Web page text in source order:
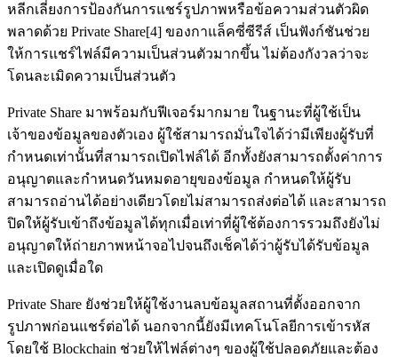
หลีกเลี่ยงการป้องกันการแชร์รูปภาพหรือข้อความส่วนตัวผิด
พลาดด้วย Private Share[4] ของกาแล็คซี่ซีรีส์ เป็นฟังก์ชันช่วย
ให้การแชร์ไฟล์มีความเป็นส่วนตัวมากขึ้น ไม่ต้องกังวลว่าจะ
โดนละเมิดความเป็นส่วนตัว
Private Share มาพร้อมกับฟีเจอร์มากมาย ในฐานะที่ผู้ใช้เป็น
เจ้าของข้อมูลของตัวเอง ผู้ใช้สามารถมั่นใจได้ว่ามีเพียงผู้รับที่
กำหนดเท่านั้นที่สามารถเปิดไฟล์ได้ อีกทั้งยังสามารถตั้งค่าการ
อนุญาตและกำหนดวันหมดอายุของข้อมูล กำหนดให้ผู้รับ
สามารถอ่านได้อย่างเดียวโดยไม่สามารถส่งต่อได้ และสามารถ
ปิดให้ผู้รับเข้าถึงข้อมูลได้ทุกเมื่อเท่าที่ผู้ใช้ต้องการรวมถึงยังไม่
อนุญาตให้ถ่ายภาพหน้าจอไปจนถึงเช็คได้ว่าผู้รับได้รับข้อมูล
และเปิดดูเมื่อใด
Private Share ยังช่วยให้ผู้ใช้งานลบข้อมูลสถานที่ตั้งออกจาก
รูปภาพก่อนแชร์ต่อได้ นอกจากนี้ยังมีเทคโนโลยีการเข้ารหัส
โดยใช้ Blockchain ช่วยให้ไฟล์ต่างๆ ของผู้ใช้ปลอดภัยและต้อง